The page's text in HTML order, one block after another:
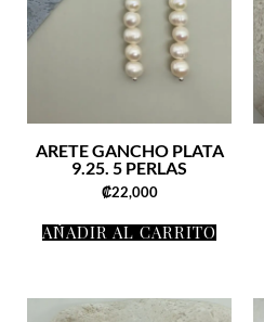
ARETE GANCHO PLATA
9.25. 5 PERLAS
₡22,000
AÑADIR AL CARRITO